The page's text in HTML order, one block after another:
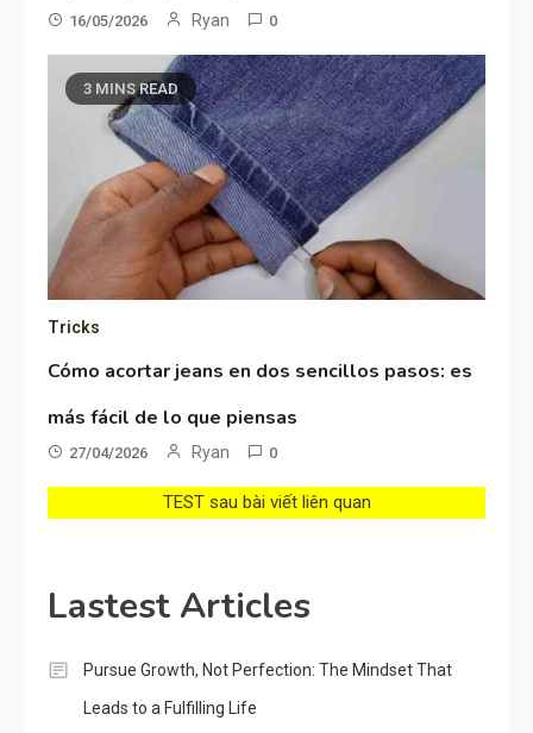
16/05/2026 Ryan 0
3 MINS READ
Tricks
Cómo acortar jeans en dos sencillos pasos: es
más fácil de lo que piensas
27/04/2026 Ryan 0
TEST sau bài viết liên quan
Lastest Articles
Pursue Growth, Not Perfection: The Mindset That
Leads to a Fulfilling Life